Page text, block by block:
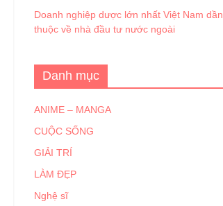
Doanh nghiệp dược lớn nhất Việt Nam dần
thuộc về nhà đầu tư nước ngoài
Danh mục
ANIME – MANGA
CUỘC SỐNG
GIẢI TRÍ
LÀM ĐẸP
Nghệ sĩ